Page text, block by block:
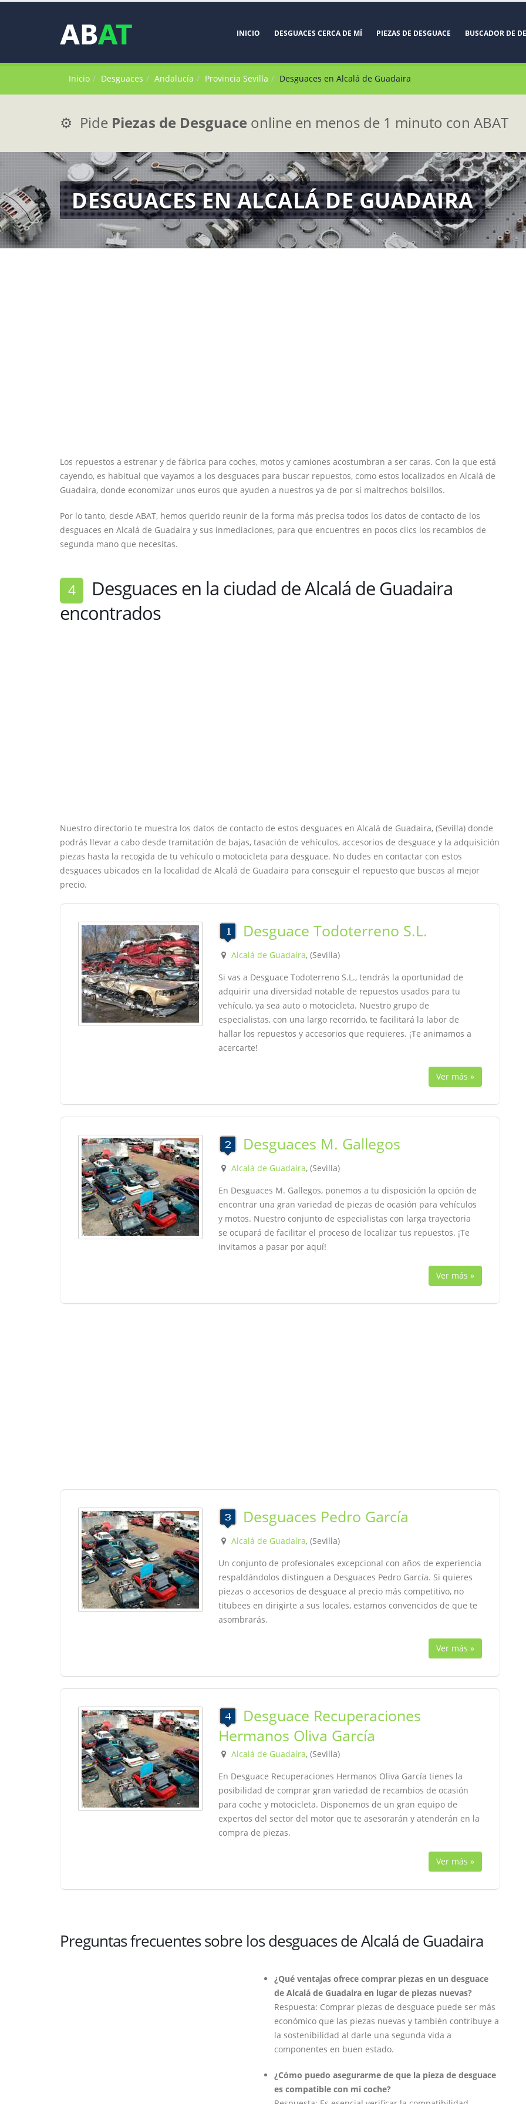
INICIO DESGUACES CERCA DE MÍ PIEZAS DE DESGUACE BUSCADOR DE
Inicio Desguaces Andalucía Provincia Sevilla Desguaces en Alcalá de Guadaira
⚙️ Pide Piezas de Desguace online en menos de 1 minuto con ABAT
DESGUACES EN ALCALÁ DE GUADAIRA
Los repuestos a estrenar y de fábrica para coches, motos y camiones acostumbran a ser caras. Con la que está
cayendo, es habitual que vayamos a los desguaces para buscar repuestos, como estos localizados en Alcalá de
Guadaira, donde economizar unos euros que ayuden a nuestros ya de por sí maltrechos bolsillos.
Por lo tanto, desde ABAT, hemos querido reunir de la forma más precisa todos los datos de contacto de los
desguaces en Alcalá de Guadaira y sus inmediaciones, para que encuentres en pocos clics los recambios de
segunda mano que necesitas.
4 Desguaces en la ciudad de Alcalá de Guadaira
encontrados
Nuestro directorio te muestra los datos de contacto de estos desguaces en Alcalá de Guadaira, (Sevilla) donde
podrás llevar a cabo desde tramitación de bajas, tasación de vehículos, accesorios de desguace y la adquisición
piezas hasta la recogida de tu vehículo o motocicleta para desguace. No dudes en contactar con estos
desguaces ubicados en la localidad de Alcalá de Guadaira para conseguir el repuesto que buscas al mejor
precio.
Desguace Todoterreno S.L.
Alcalá de Guadaíra, (Sevilla)
Si vas a Desguace Todoterreno S.L., tendrás la oportunidad de
adquirir una diversidad notable de repuestos usados para tu
vehículo, ya sea auto o motocicleta. Nuestro grupo de
especialistas, con una largo recorrido, te facilitará la labor de
hallar los repuestos y accesorios que requieres. ¡Te animamos a
acercarte!
Ver más »
Desguaces M. Gallegos
Alcalá de Guadaíra, (Sevilla)
En Desguaces M. Gallegos, ponemos a tu disposición la opción de
encontrar una gran variedad de piezas de ocasión para vehículos
y motos. Nuestro conjunto de especialistas con larga trayectoria
se ocupará de facilitar el proceso de localizar tus repuestos. ¡Te
invitamos a pasar por aquí!
Ver más »
Desguaces Pedro García
Alcalá de Guadaíra, (Sevilla)
Un conjunto de profesionales excepcional con años de experiencia
respaldándolos distinguen a Desguaces Pedro García. Si quieres
piezas o accesorios de desguace al precio más competitivo, no
titubees en dirigirte a sus locales, estamos convencidos de que te
asombrarás.
Ver más »
Desguace Recuperaciones
Hermanos Oliva García
Alcalá de Guadaíra, (Sevilla)
En Desguace Recuperaciones Hermanos Oliva García tienes la
posibilidad de comprar gran variedad de recambios de ocasión
para coche y motocicleta. Disponemos de un gran equipo de
expertos del sector del motor que te asesorarán y atenderán en la
compra de piezas.
Ver más »
Preguntas frecuentes sobre los desguaces de Alcalá de Guadaira
¿Qué ventajas ofrece comprar piezas en un desguace
de Alcalá de Guadaira en lugar de piezas nuevas?
Respuesta: Comprar piezas de desguace puede ser más
económico que las piezas nuevas y también contribuye a
la sostenibilidad al darle una segunda vida a
componentes en buen estado.
¿Cómo puedo asegurarme de que la pieza de desguace
es compatible con mi coche?